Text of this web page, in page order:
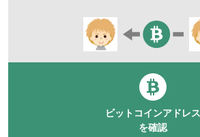
ビットコインアドレス
を確認